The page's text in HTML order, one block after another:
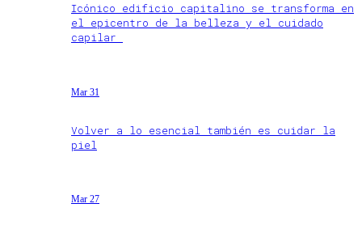
Icónico edificio capitalino se transforma en
el epicentro de la belleza y el cuidado
capilar
Mar 31
Volver a lo esencial también es cuidar la
piel
Mar 27